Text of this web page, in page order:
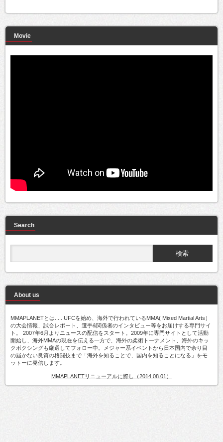
Movie
Search
About us
MMAPLANETとは..... UFCを始め、海外で行われているMMA( Mixed Martial Arts）
の大会情報、試合レポート、選手&関係者のインタビュー等をお届けする専門サイ
ト。 2007年6月よりニュースの配信をスタート。2009年に専門サイトとして活動
開始し、海外MMAの現在を伝える一方で、海外の柔術トーナメント、海外のキッ
クボクシングも厳選してフォロー中。メジャー系イベントから日本国内で余り目
の届かない良質の格闘技まで「海外を知ることで、国内を知ることになる」をモ
ットーに発信します。
MMAPLANETリニューアルに際し（2014.08.01）